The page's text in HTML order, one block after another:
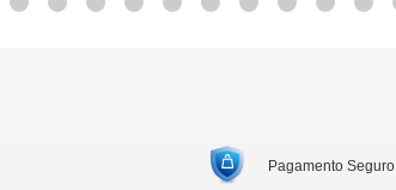
Pagamento Seguro